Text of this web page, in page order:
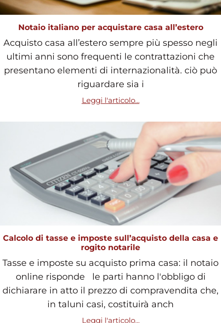
Notaio italiano per acquistare casa all’estero
Acquisto casa all’estero sempre più spesso negli
ultimi anni sono frequenti le contrattazioni che
presentano elementi di internazionalità. ciò può
riguardare sia i
Leggi l'articolo...
Calcolo di tasse e imposte sull’acquisto della casa e
rogito notarile
Tasse e imposte su acquisto prima casa: il notaio
online risponde le parti hanno l'obbligo di
dichiarare in atto il prezzo di compravendita che,
in taluni casi, costituirà anch
Leggi l'articolo...